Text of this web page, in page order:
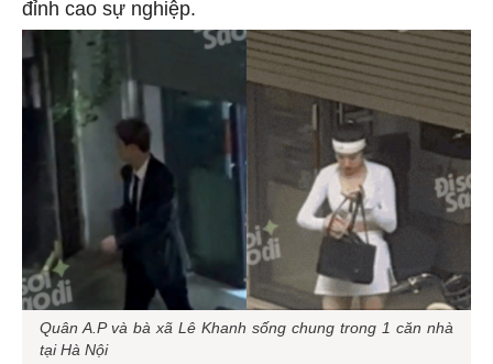
đỉnh cao sự nghiệp.
Quân A.P và bà xã Lê Khanh sống chung trong 1 căn nhà
tại Hà Nội